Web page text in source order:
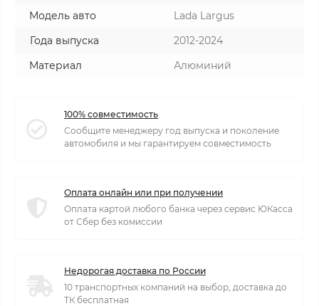
Модель авто
Lada Largus
Года выпуска
2012-2024
Материал
Алюминий
100% совместимость
Сообщите менеджеру год выпуска и поколение
автомобиля и мы гарантируем совместимость
Оплата онлайн или при получении
Оплата картой любого банка через сервис ЮКасса
от Сбер без комиссии
Недорогая доставка по России
10 транспортных компаний на выбор, доставка до
ТК бесплатная